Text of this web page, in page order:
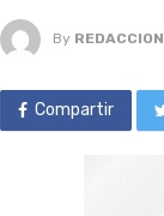
By REDACCION
Compartir